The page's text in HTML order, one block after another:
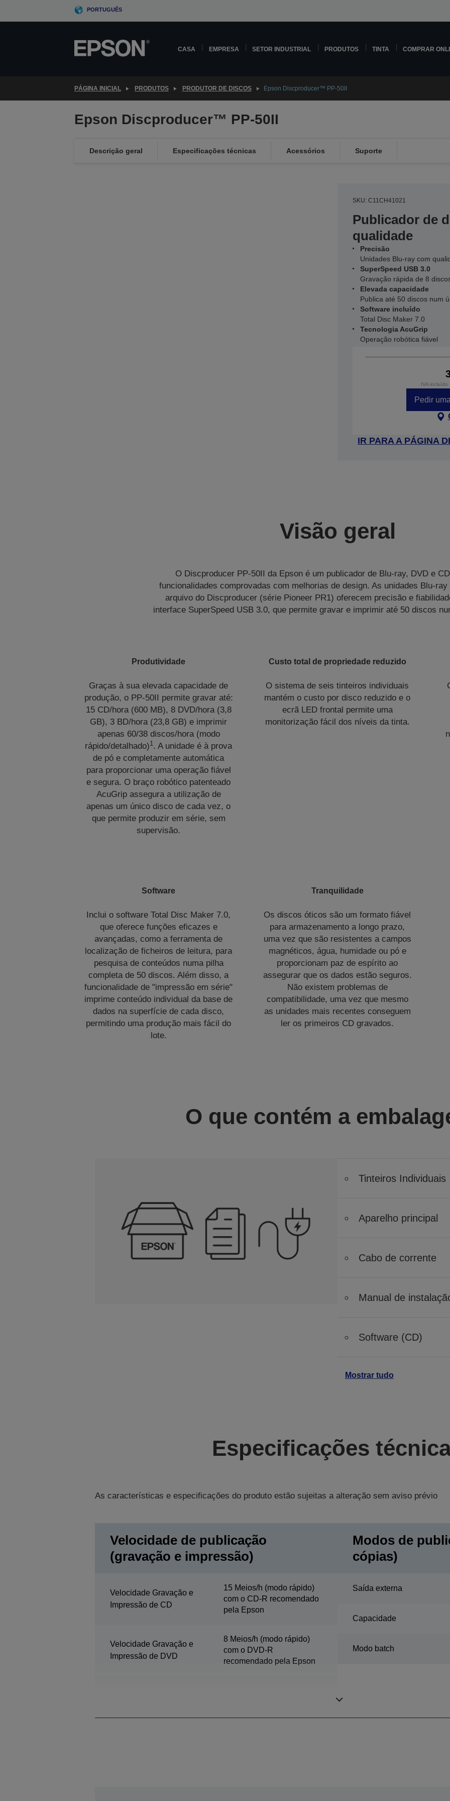
PORTUGUÊS
CASA EMPRESA SETOR INDUSTRIAL PRODUTOS TINTA COMPRAR
PÁGINA INICIAL PRODUTOS PRODUTOR DE DISCOS Epson Discproducer™ PP-50II
Epson Discproducer™ PP-50II
Descrição geral Especificações técnicas Acessórios Suporte
SKU: C11CH41021
Publicador de
qualidade
Precisão
Unidades Blu-ray com
SuperSpeed USB 3.0
Gravação rápida de 8
Elevada capacidade
Publica até 50 discos num
Software incluído
Total Disc Maker 7.0
Tecnologia AcuGrip
Operação robótica fiável
IVA
Pedir
IR PARA A PÁGINA
Visão geral
O Discproducer PP-50II da Epson é um publicador de Blu-ray, DVD e
funcionalidades comprovadas com melhorias de design. As unidades Blu-
arquivo do Discproducer (série Pioneer PR1) oferecem precisão e
interface SuperSpeed USB 3.0, que permite gravar e imprimir até 50 discos
Produtividade
Graças à sua elevada capacidade de
produção, o PP-50II permite gravar até:
15 CD/hora (600 MB), 8 DVD/hora (3,8
GB), 3 BD/hora (23,8 GB) e imprimir
apenas 60/38 discos/hora (modo
rápido/detalhado)1 . A unidade é à prova
de pó e completamente automática
para proporcionar uma operação fiável
e segura. O braço robótico patenteado
AcuGrip assegura a utilização de
apenas um único disco de cada vez, o
que permite produzir em série, sem
supervisão.
Custo total de propriedade reduzido
O sistema de seis tinteiros individuais
mantém o custo por disco reduzido e o
ecrã LED frontal permite uma
monitorização fácil dos níveis da tinta.
Software
Inclui o software Total Disc Maker 7.0,
que oferece funções eficazes e
avançadas, como a ferramenta de
localização de ficheiros de leitura, para
pesquisa de conteúdos numa pilha
completa de 50 discos. Além disso, a
funcionalidade de "impressão em série"
imprime conteúdo individual da base de
dados na superfície de cada disco,
permitindo uma produção mais fácil do
lote.
Tranquilidade
Os discos óticos são um formato fiável
para armazenamento a longo prazo,
uma vez que são resistentes a campos
magnéticos, água, humidade ou pó e
proporcionam paz de espírito ao
assegurar que os dados estão seguros.
Não existem problemas de
compatibilidade, uma vez que mesmo
as unidades mais recentes conseguem
ler os primeiros CD gravados.
O que contém a
Tinteiros Individuais
Aparelho principal
Cabo de corrente
Manual de
Software (CD)
Mostrar tudo
Especificações
As características e especificações do produto estão sujeitas a alteração sem aviso prévio
Velocidade de publicação
(gravação e impressão)
Velocidade Gravação e
Impressão de CD
15 Meios/h (modo rápido)
com o CD-R recomendado
pela Epson
Velocidade Gravação e
Impressão de DVD
8 Meios/h (modo rápido)
com o DVD-R
recomendado pela Epson
Modos de
cópias)
Saída externa
Capacidade
Modo batch